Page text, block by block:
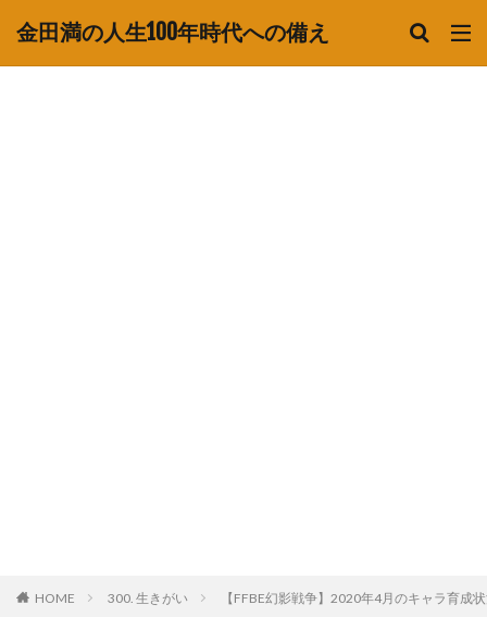
金田満の人生100年時代への備え
HOME 300. 生きがい 【FFBE幻影戦争】2020年4月のキャラ育成